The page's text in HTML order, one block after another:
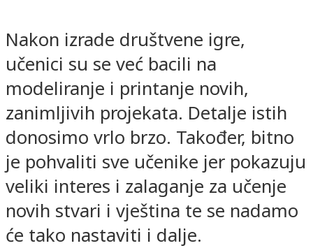
Nakon izrade društvene igre,
učenici su se već bacili na
modeliranje i printanje novih,
zanimljivih projekata. Detalje istih
donosimo vrlo brzo. Također, bitno
je pohvaliti sve učenike jer pokazuju
veliki interes i zalaganje za učenje
novih stvari i vještina te se nadamo
će tako nastaviti i dalje.